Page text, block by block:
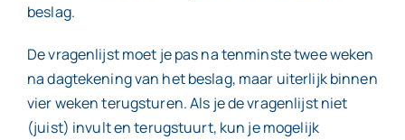
beslag.
De vragenlijst moet je pas na tenminste twee weken
na dagtekening van het beslag, maar uiterlijk binnen
vier weken terugsturen. Als je de vragenlijst niet
(juist) invult en terugstuurt, kun je mogelijk